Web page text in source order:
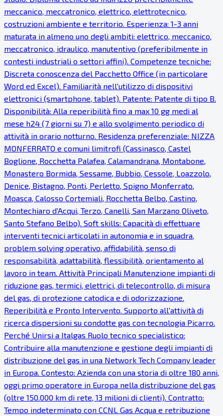
meccanico, meccatronico, elettrico, elettrotecnico,
costruzioni ambiente e territorio. Esperienza: 1-3 anni
maturata in almeno uno degli ambiti: elettrico, meccanico,
meccatronico, idraulico, manutentivo (preferibilmente in
contesti industriali o settori affini). Competenze tecniche:
Discreta conoscenza del Pacchetto Office (in particolare
Word ed Excel). Familiarità nell'utilizzo di dispositivi
elettronici (smartphone, tablet). Patente: Patente di tipo B.
Disponibilità: Alla reperibilità fino a max 10 gg medi al
mese h24 (7 giorni su 7) e allo svolgimento periodico di
attività in orario notturno. Residenza preferenziale: NIZZA
MONFERRATO e comuni limitrofi (Cassinasco, Castel
Boglione, Rocchetta Palafea, Calamandrana, Montabone,
Monastero Bormida, Sessame, Bubbio, Cessole, Loazzolo,
Denice, Bistagno, Ponti, Perletto, Spigno Monferrato,
Moasca, Calosso Cortemiali, Rocchetta Belbo, Castino,
Montechiaro d'Acqui, Terzo, Canelli, San Marzano Oliveto,
Santo Stefano Belbo). Soft skills: Capacità di effettuare
interventi tecnici articolati in autonomia e in squadra,
problem solving operativo, affidabilità, senso di
responsabilità, adattabilità, flessibilità, orientamento al
lavoro in team. Attività Principali Manutenzione impianti di
riduzione gas, termici, elettrici, di telecontrollo, di misura
del gas, di protezione catodica e di odorizzazione.
Reperibilità e Pronto Intervento. Supporto all'attività di
ricerca dispersioni su condotte gas con tecnologia Picarro.
Perché Unirsi a Italgas Ruolo tecnico specialistico:
Contribuire alla manutenzione e gestione degli impianti di
distribuzione del gas in una Network Tech Company leader
in Europa. Contesto: Azienda con una storia di oltre 180 anni,
oggi primo operatore in Europa nella distribuzione del gas
(oltre 150.000 km di rete, 13 milioni di clienti). Contratto:
Tempo indeterminato con CCNL Gas Acqua e retribuzione